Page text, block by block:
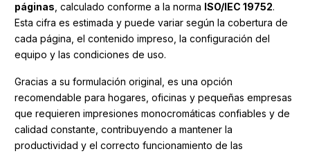
páginas , calculado conforme a la norma ISO/IEC 19752.
Esta cifra es estimada y puede variar según la cobertura de
cada página, el contenido impreso, la configuración del
equipo y las condiciones de uso.
Gracias a su formulación original, es una opción
recomendable para hogares, oficinas y pequeñas empresas
que requieren impresiones monocromáticas confiables y de
calidad constante, contribuyendo a mantener la
productividad y el correcto funcionamiento de las